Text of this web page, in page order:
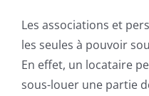
Les associations et
les seules à pouvoir
En effet, un locataire
sous-louer une partie